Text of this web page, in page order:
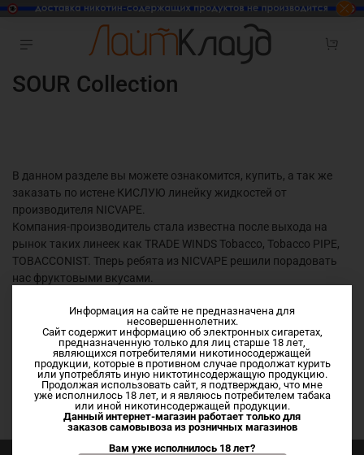
SOUR Collection
В данном разделе вы можете ознакомится, купить, а так же
заказать по истене КИСЛУЮ линейку жидкостей от
производителя NICVAPE.
Компания-производитель стала известна после выхода на
рынок таких линеек как TRADE WINDS Tobacco, Tobacco PIPE,
TOBACCONIST. Тперь ребята из NICVAPE решили порадовать
нас фруктовыми вкусами.
для вейпинга.
Vg/Pg 70/30
По вашему запросу ничего не найдено
Информация на сайте не предназначена для
несовершеннолетних.
Сайт содержит информацию об электронных сигаретах,
предназначенную только для лиц старше 18 лет,
являющихся потребителями никотиносодержащей
продукции, которые в противном случае продолжат курить
или употреблять иную никтотинсодержащую продукцию.
Продолжая использовать сайт, я подтверждаю, что мне
уже исполнилось 18 лет, и я являюсь потребителем табака
или иной никотинсодержащей продукции.
Данный интернет-магазин работает только для
заказов самовывоза из розничных магазинов
Вам уже исполнилось 18 лет?